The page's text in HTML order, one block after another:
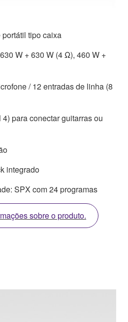
tipo caixa
W + 630 W (4 Ω), 460 W +
/ 12 entradas de linha (8
para conectar guitarras ou
integrado
SPX com 24 programas
sobre o produto.